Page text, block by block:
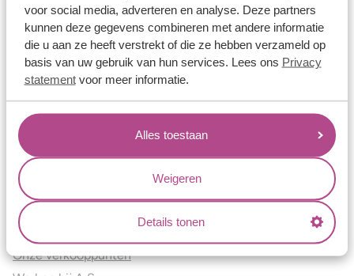
voor social media, adverteren en analyse. Deze partners
kunnen deze gegevens combineren met andere informatie
die u aan ze heeft verstrekt of die ze hebben verzameld op
basis van uw gebruik van hun services. Lees ons Privacy
statementvoor meer informatie.
Alles toestaan
Weigeren
Details tonen
Aller Spanninga
Historie
Certificaten
Blogs
Jouw voordelen
Conflictvrije Materialen
Oneindig veel mogelijkheden
Kwaliteit
Juweliers & Contact
Onze verkooppunten